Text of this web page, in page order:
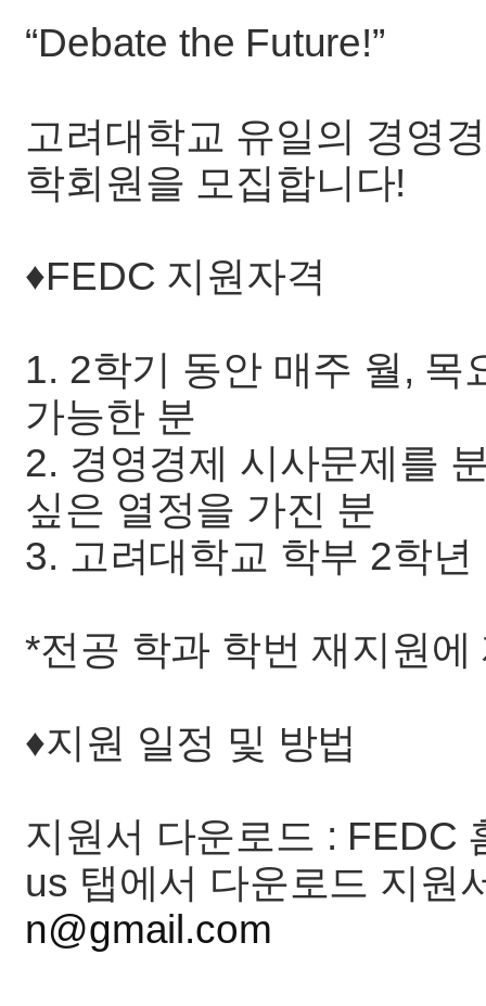
“Debate the Future!”
고려대학교 유일의 경영
학회원을 모집합니다!
♦️FEDC 지원자격
1. 2학기 동안 매주 월, 목
가능한 분
2. 경영경제 시사문제를
싶은 열정을 가진 분
3. 고려대학교 학부 2학
*전공 학과 학번 재지원
♦️지원 일정 및 방법
지원서 다운로드 : FEDC
us 탭에서 다운로드 지원
n@gmail.com